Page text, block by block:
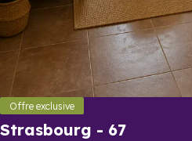
Offre exclusive
Strasbourg - 67